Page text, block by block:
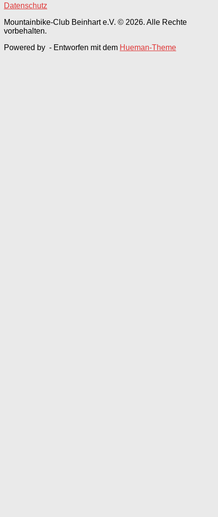
Datenschutz
Mountainbike-Club Beinhart e.V. © 2026. Alle Rechte
vorbehalten.
Powered by - Entworfen mit dem Hueman-Theme